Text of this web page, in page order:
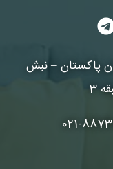
پاکستان – نبش